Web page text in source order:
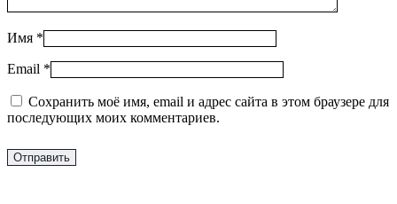
Имя *
Email *
Сохранить моё имя, email и адрес сайта в этом браузере для
последующих моих комментариев.